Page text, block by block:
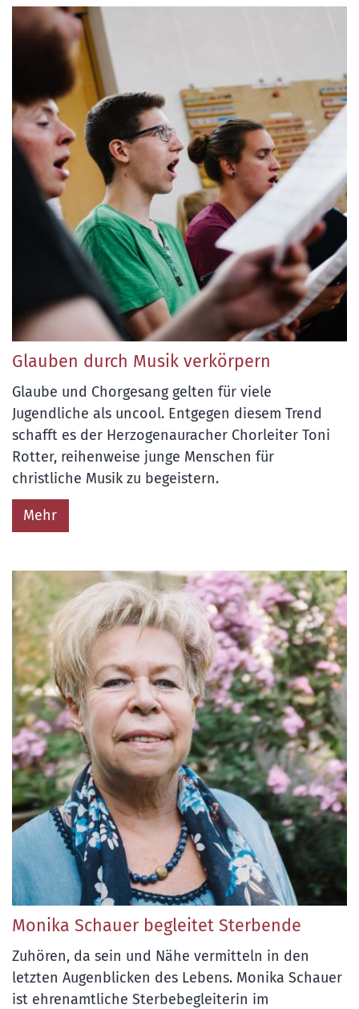
Glauben durch Musik verkörpern
Glaube und Chorgesang gelten für viele
Jugendliche als uncool. Entgegen diesem Trend
schafft es der Herzogenauracher Chorleiter Toni
Rotter, reihenweise junge Menschen für
christliche Musik zu begeistern.
Mehr
Monika Schauer begleitet Sterbende
Zuhören, da sein und Nähe vermitteln in den
letzten Augenblicken des Lebens. Monika Schauer
ist ehrenamtliche Sterbebegleiterin im